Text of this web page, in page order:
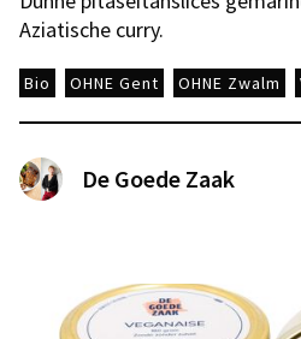
Aziatische curry.
Bio OHNE Gent OHNE Zwalm
De Goede Zaak